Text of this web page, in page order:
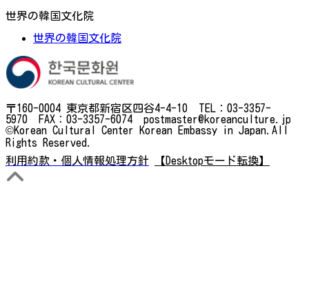
世界の韓国文化院
世界の韓国文化院
〒160-0004 東京都新宿区四谷4-4-10 TEL：03-3357-
5970 FAX：03-3357-6074 postmaster@koreanculture.jp
©Korean Cultural Center Korean Embassy in Japan.All
Rights Reserved.
利用約款・個人情報処理方針
【Desktopモード転換】